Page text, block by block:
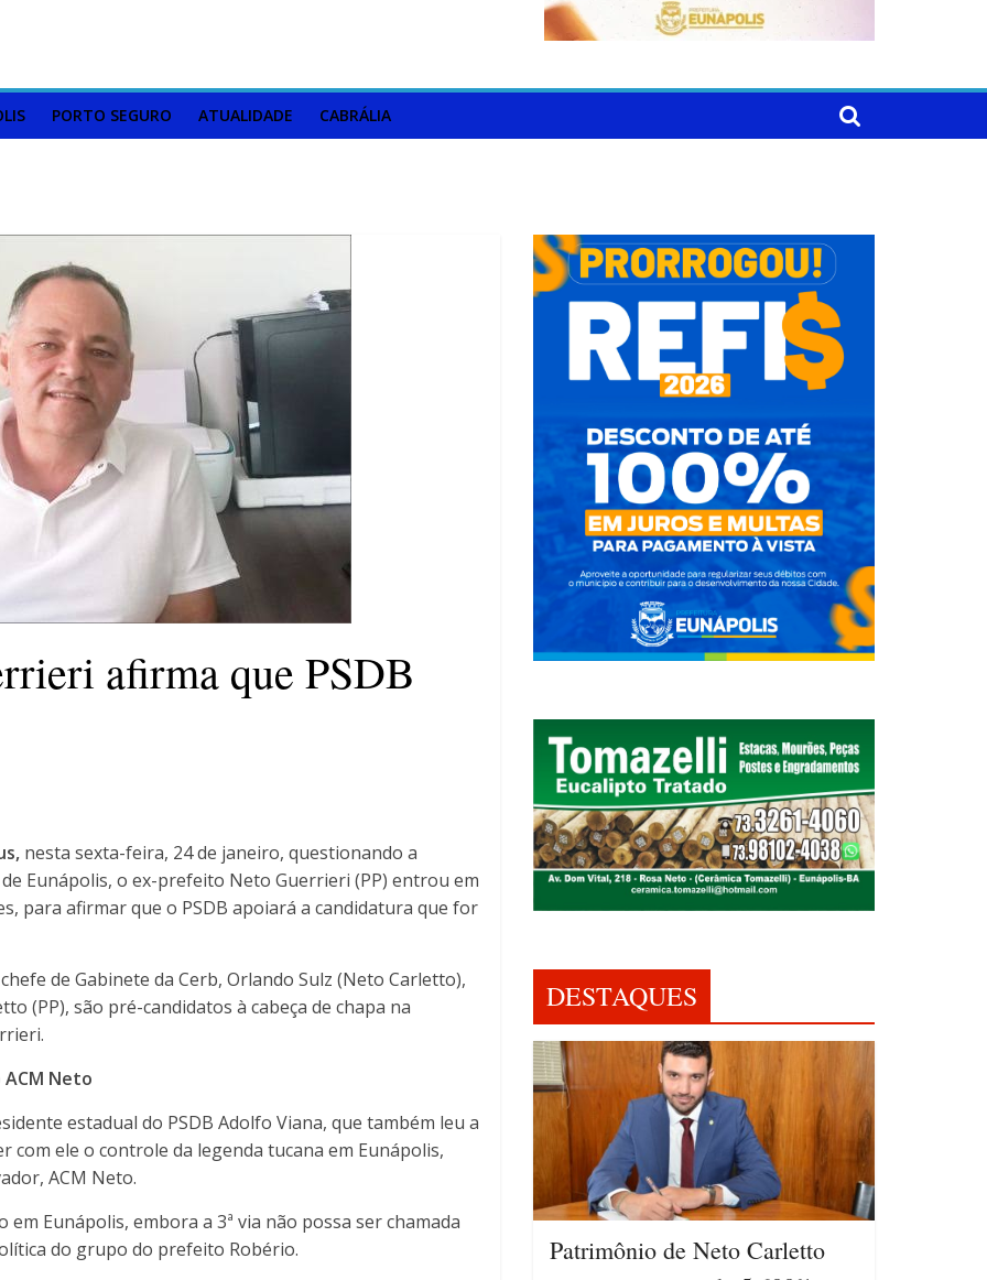
PORTO SEGURO ATUALIDADE CABRÁLIA
afirma que PSDB
nesta sexta-feira, 24 de janeiro, questionando a
Eunápolis, o ex-prefeito Neto Guerrieri (PP) entrou em
para afirmar que o PSDB apoiará a candidatura que for
de Gabinete da Cerb, Orlando Sulz (Neto Carletto),
(PP), são pré-candidatos à cabeça de chapa na
Neto
estadual do PSDB Adolfo Viana, que também leu a
ele o controle da legenda tucana em Eunápolis,
ACM Neto.
em Eunápolis, embora a 3ª via não possa ser chamada
do grupo do prefeito Robério.
DESTAQUES
Patrimônio de Neto Carletto